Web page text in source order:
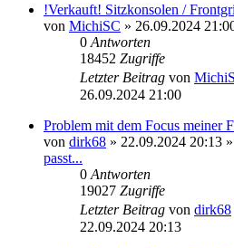
!Verkauft! Sitzkonsolen /
von MichiSC » 26.09.2024
0 Antworten
18452 Zugriffe
Letzter Beitrag von
26.09.2024 21:00
Problem mit dem Focus meiner
von dirk68 » 22.09.2024 20:13
passt...
0 Antworten
19027 Zugriffe
Letzter Beitrag von dirk68
22.09.2024 20:13